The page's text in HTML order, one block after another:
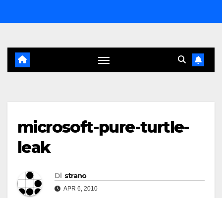
al
microsoft-pure-turtle-
leak
Di strano
APR 6, 2010